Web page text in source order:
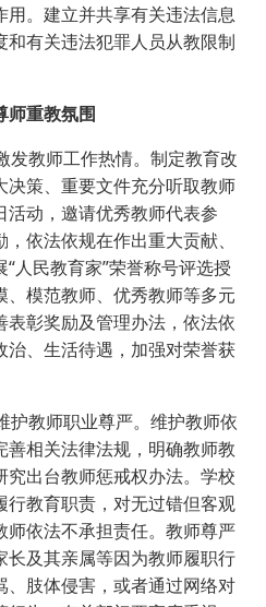
。建立并共享有关违法信息
和有关违法犯罪人员从教限制
师重教氛围
教师工作热情。制定教育改
策、重要文件充分听取教师
动，邀请优秀教师代表参
依法依规在作出重大贡献、
人民教育家”荣誉称号评选授
模范教师、优秀教师等多元
彰奖励及管理办法，依法依
、生活待遇，加强对荣誉获
教师职业尊严。维护教师依
相关法律法规，明确教师教
出台教师惩戒权办法。学校
教育职责，对无过错但客观
依法不承担责任。教师尊严
及其亲属等因为教师履职行
、肢体侵害，或者通过网络对